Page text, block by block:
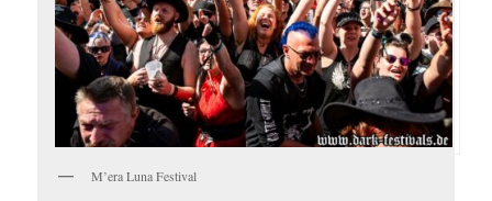
M’era Luna Festival